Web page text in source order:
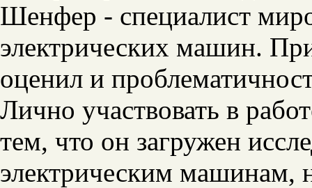
Шенфер - специалист
электрических машин.
оценил и
Лично участвовать в
тем, что он загружен
электрическим машинам,